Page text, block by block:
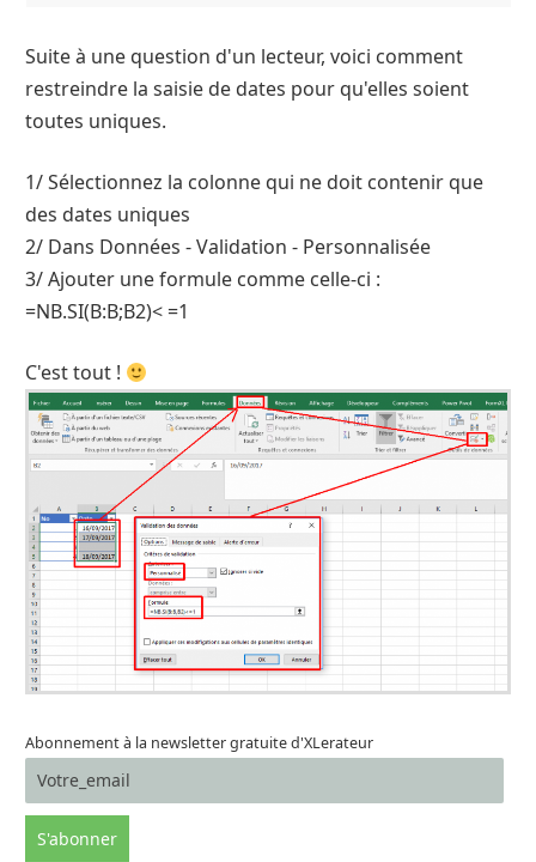
Suite à une question d'un lecteur, voici comment
restreindre la saisie de dates pour qu'elles soient
toutes uniques.
1/ Sélectionnez la colonne qui ne doit contenir que
des dates uniques
2/ Dans Données - Validation - Personnalisée
3/ Ajouter une formule comme celle-ci :
=NB.SI(B:B;B2)< =1
C'est tout !
Abonnement à la newsletter gratuite d'XLerateur